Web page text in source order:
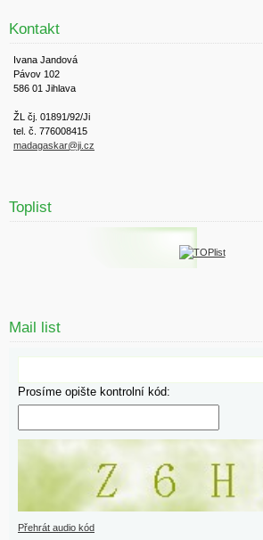
Kontakt
Ivana Jandová
Pávov 102
586 01 Jihlava
ŽL čj. 01891/92/Ji
tel. č. 776008415
madagaskar@ji.cz
Toplist
Mail list
Prosíme opište kontrolní kód:
Přehrát audio kód